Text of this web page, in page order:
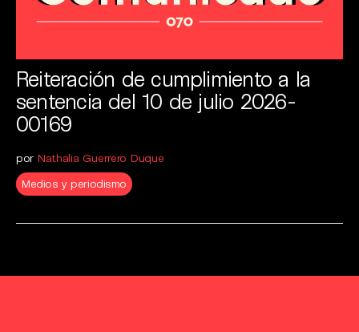
Reiteración de cumplimiento a la
sentencia del 10 de julio 2026-
00169
por Nathalia Guerrero Duque
Medios y periodismo